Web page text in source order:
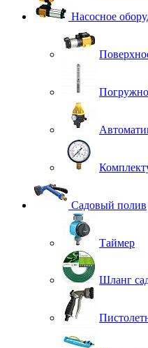
Насосное
Садовый полив
Таймер
Шланг